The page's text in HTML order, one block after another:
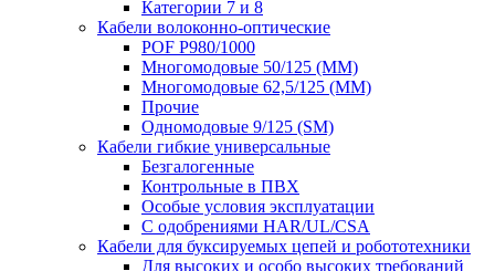
Категории 7 и 8
Кабели волоконно-оптические
POF P980/1000
Многомодовые 50/125 (ММ)
Многомодовые 62,5/125 (ММ)
Прочие
Одномодовые 9/125 (SM)
Кабели гибкие универсальные
Безгалогенные
Контрольные в ПВХ
Особые условия эксплуатации
С одобрениями HAR/UL/CSA
Кабели для буксируемых цепей и робототехники
Для высоких и особо высоких требований